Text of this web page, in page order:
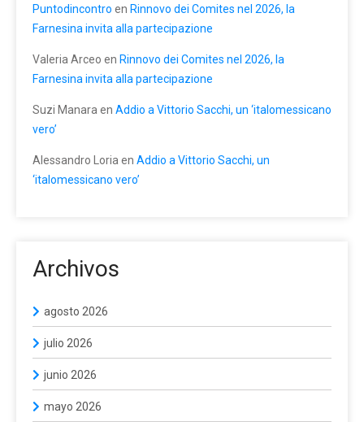
Puntodincontro en Rinnovo dei Comites nel 2026, la
Farnesina invita alla partecipazione
Valeria Arceo en Rinnovo dei Comites nel 2026, la
Farnesina invita alla partecipazione
Suzi Manara en Addio a Vittorio Sacchi, un ‘italomessicano
vero’
Alessandro Loria en Addio a Vittorio Sacchi, un
‘italomessicano vero’
Archivos
agosto 2026
julio 2026
junio 2026
mayo 2026